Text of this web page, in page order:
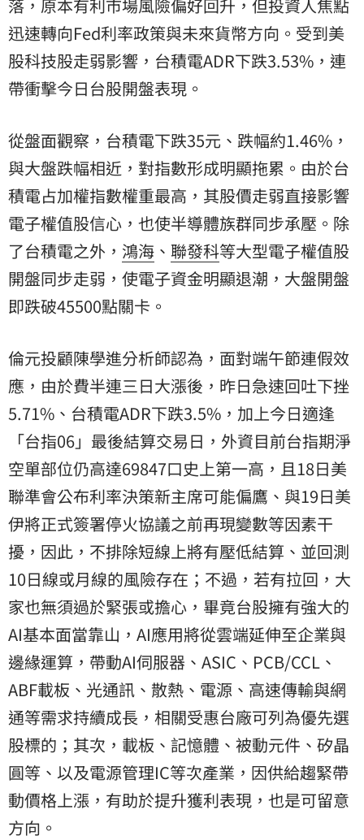
落，原本有利市場風險偏好回升，但投資人焦點
迅速轉向Fed利率政策與未來貨幣方向。受到美
股科技股走弱影響，台積電ADR下跌3.53%，連
帶衝擊今日台股開盤表現。
從盤面觀察，台積電下跌35元、跌幅約1.46%，
與大盤跌幅相近，對指數形成明顯拖累。由於台
積電占加權指數權重最高，其股價走弱直接影響
電子權值股信心，也使半導體族群同步承壓。除
了台積電之外， 鴻海 、 聯發科等大型電子權值股
開盤同步走弱，使電子資金明顯退潮，大盤開盤
即跌破45500點關卡。
倫元投顧陳學進分析師認為，面對端午節連假效
應，由於費半連三日大漲後，昨日急速回吐下挫
5.71%、台積電ADR下跌3.5%，加上今日適逢
「台指06」最後結算交易日，外資目前台指期淨
空單部位仍高達69847口史上第一高，且18日美
聯準會公布利率決策新主席可能偏鷹、與19日美
伊將正式簽署停火協議之前再現變數等因素干
擾，因此，不排除短線上將有壓低結算、並回測
10日線或月線的風險存在；不過，若有拉回，大
家也無須過於緊張或擔心，畢竟台股擁有強大的
AI基本面當靠山，AI應用將從雲端延伸至企業與
邊緣運算，帶動AI伺服器、ASIC、PCB/CCL、
ABF載板、光通訊、散熱、電源、高速傳輸與網
通等需求持續成長，相關受惠台廠可列為優先選
股標的；其次，載板、記憶體、被動元件、矽晶
圓等、以及電源管理IC等次產業，因供給趨緊帶
動價格上漲，有助於提升獲利表現，也是可留意
方向。